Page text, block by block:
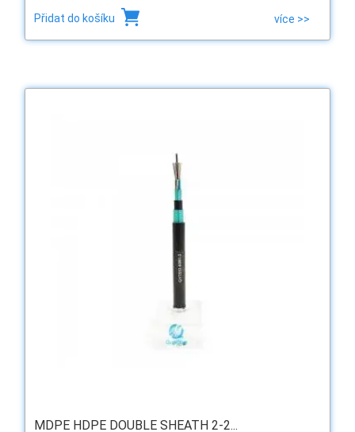
Přidat do košíku více >>
MDPE HDPE DOUBLE SHEATH 2-2...